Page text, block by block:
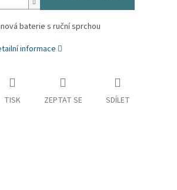
baterie s ruční sprchou
informace
TISK ZEPTAT SE SDÍLET